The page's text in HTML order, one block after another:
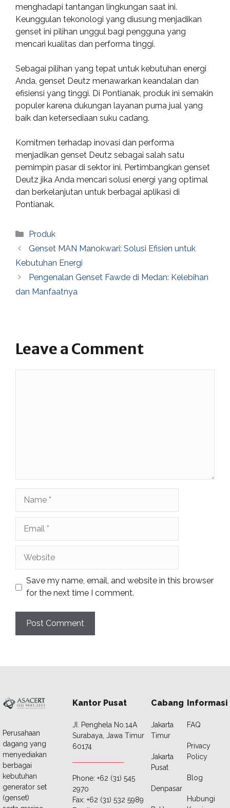
menghadapi tantangan lingkungan saat ini.
Keunggulan tekonologi yang diusung menjadikan
genset ini pilihan unggul bagi pengguna yang
mencari kualitas dan performa tinggi.
Sebagai pilihan yang tepat untuk kebutuhan energi
Anda, genset Deutz menawarkan keandalan dan
efisiensi yang tinggi. Di Pontianak, produk ini semakin
populer karena dukungan layanan purna jual yang
baik dan ketersediaan suku cadang.
Komitmen terhadap inovasi dan performa
menjadikan genset Deutz sebagai salah satu
pemimpin pasar di sektor ini. Pertimbangkan genset
Deutz jika Anda mencari solusi energi yang optimal
dan berkelanjutan untuk berbagai aplikasi di
Pontianak.
Categories
Produk
Genset MAN Manokwari: Solusi Efisien untuk
Kebutuhan Energi
Pengenalan Genset Fawde di Medan: Kelebihan
dan Manfaatnya
Leave a Comment
Save my name, email, and website in this browser
for the next time I comment.
Perusahaan
dagang yang
menyediakan
berbagai
kebutuhan
generator set
(genset)
Kantor Pusat
JI. Penghela No.14A
Surabaya, Jawa Timur
60174
Phone: +62 (31) 545
2970
Fax: +62 (31) 532 5989
Cabang
Jakarta
Timur
Jakarta
Pusat
Denpasar
Informasi
FAQ
Privacy
Policy
Blog
Hubungi